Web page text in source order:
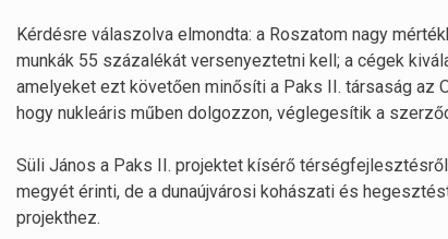
Kérdésre válaszolva elmondta: a Roszatom nagy
munkák 55 százalékát versenyeztetni kell; a cégek
amelyeket ezt követően minősíti a Paks II. társaság az
hogy nukleáris műben dolgozzon, véglegesítik a
Süli János a Paks II. projektet kísérő
megyét érinti, de a dunaújvárosi kohászati és
projekthez.